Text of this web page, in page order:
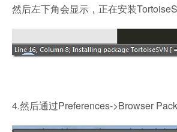
然后左下角会显示，正在安装
4.然后通过Preferences->Browser